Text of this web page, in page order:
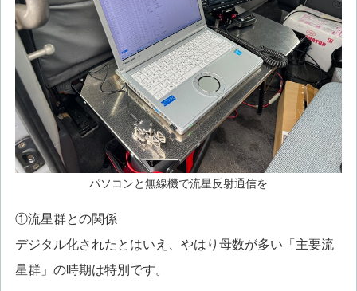
パソコンと無線機で流星反射通信を
①流星群との関係
デジタル化されたとはいえ、やはり母数が多い「主要流
星群」の時期は特別です。